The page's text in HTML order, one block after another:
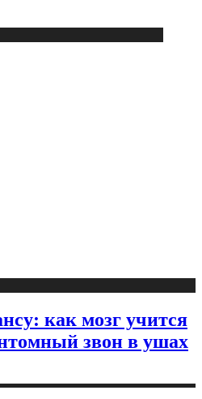
как мозг учится
звон в ушах